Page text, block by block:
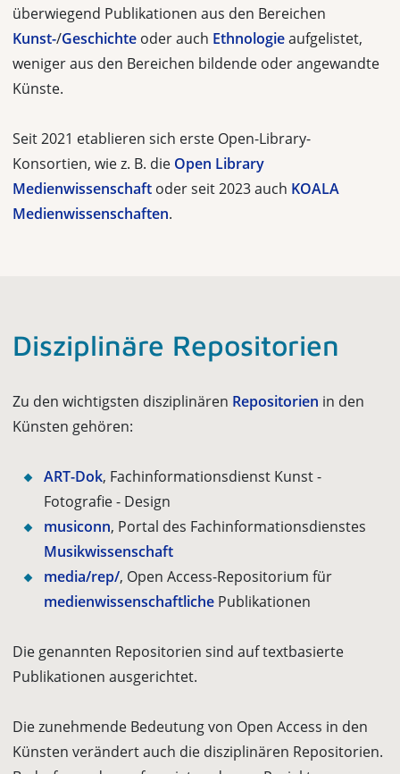
überwiegend Publikationen aus den Bereichen
Kunst-/Geschichte oder auch Ethnologieaufgelistet,
weniger aus den Bereichen bildende oder angewandte
Künste.
Seit 2021 etablieren sich erste Open-Library-
Konsortien, wie z. B. die Open Library
Medienwissenschaft oder seit 2023 auch KOALA
Medienwissenschaften.
Disziplinäre Repositorien
Zu den wichtigsten disziplinären Repositorien in den
Künsten gehören:
ART-Dok, Fachinformationsdienst Kunst -
Fotografie - Design
musiconn, Portal des Fachinformationsdienstes
Musikwissenschaft
media/rep/, Open Access-Repositorium für
medienwissenschaftliche Publikationen
Die genannten Repositorien sind auf textbasierte
Publikationen ausgerichtet.
Die zunehmende Bedeutung von Open Access in den
Künsten verändert auch die disziplinären Repositorien.